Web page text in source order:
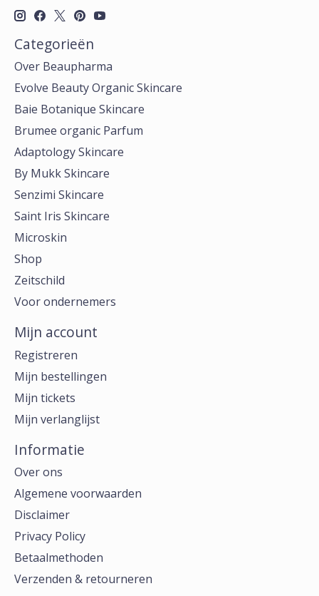
Categorieën
Over Beaupharma
Evolve Beauty Organic Skincare
Baie Botanique Skincare
Brumee organic Parfum
Adaptology Skincare
By Mukk Skincare
Senzimi Skincare
Saint Iris Skincare
Microskin
Shop
Zeitschild
Voor ondernemers
Mijn account
Registreren
Mijn bestellingen
Mijn tickets
Mijn verlanglijst
Informatie
Over ons
Algemene voorwaarden
Disclaimer
Privacy Policy
Betaalmethoden
Verzenden & retourneren